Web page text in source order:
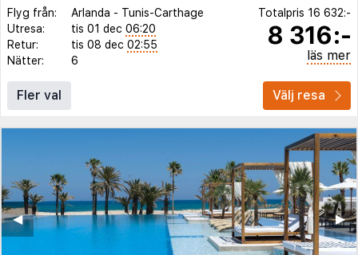
Flyg från: Arlanda - Tunis-Carthage
Utresa:
tis 01 dec 06:20
Retur:
tis 08 dec 02:55
Nätter:
6
Totalpris 16 632:-
8 316:-
läs mer
Fler val Välj resa
▶︎
◀︎